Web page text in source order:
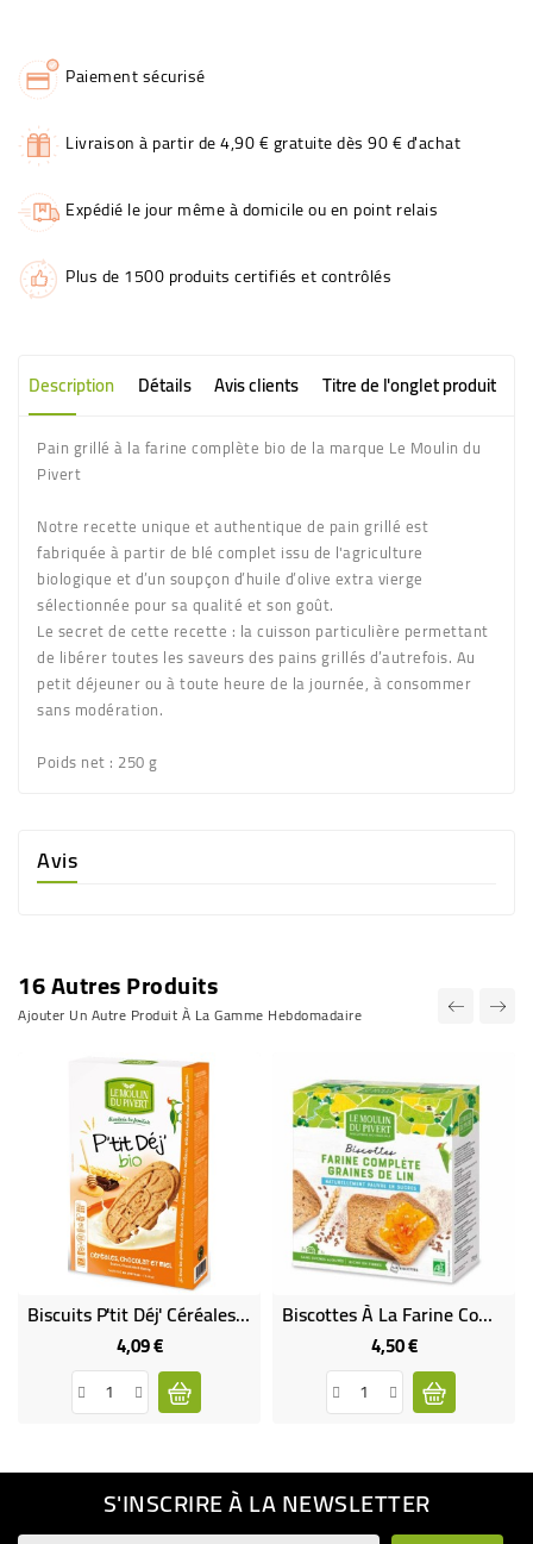
Paiement sécurisé
Livraison à partir de 4,90 € gratuite dès 90 € d'achat
Expédié le jour même à domicile ou en point relais
Plus de 1500 produits certifiés et contrôlés
Description Détails Avis clients Titre de l'onglet produit
Pain grillé à la farine complète bio de la marque Le Moulin du
Pivert
Notre recette unique et authentique de pain grillé est
fabriquée à partir de blé complet issu de l'agriculture
biologique et d’un soupçon d’huile d’olive extra vierge
sélectionnée pour sa qualité et son goût.
Le secret de cette recette : la cuisson particulière permettant
de libérer toutes les saveurs des pains grillés d’autrefois. Au
petit déjeuner ou à toute heure de la journée, à consommer
sans modération.
Poids net : 250 g
Avis
16 Autres Produits
Ajouter Un Autre Produit À La Gamme Hebdomadaire
Biscuits P'tit Déj' Céréales, Chocolat Et Miel Bio & Équitable
4,09 €Prix
Biscottes À La Farine Complète & Graines De Lin Bio & Vegan
4,50 €Prix
S'INSCRIRE À LA NEWSLETTER